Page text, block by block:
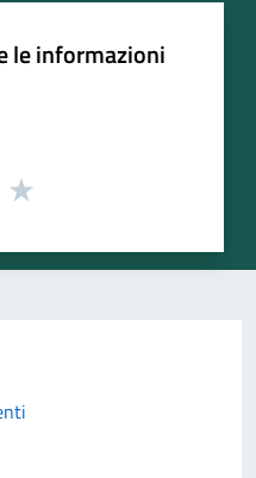
le informazioni